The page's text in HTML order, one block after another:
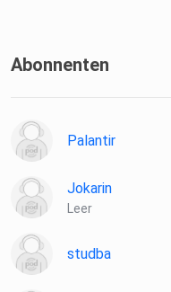
Abonnenten
Palantir
Jokarin
Leer
studba